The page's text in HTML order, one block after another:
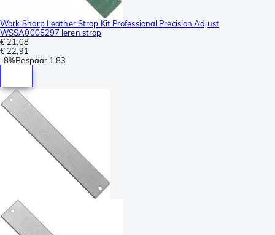
Work Sharp Leather Strop Kit Professional Precision Adjust
WSSA0005297 leren strop
€ 21,08
€ 22,91
-8%Bespaar 1,83